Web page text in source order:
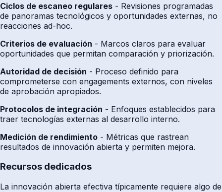
Ciclos de escaneo regulares - Revisiones programadas
de panoramas tecnológicos y oportunidades externas, no
reacciones ad-hoc.
Criterios de evaluación - Marcos claros para evaluar
oportunidades que permitan comparación y priorización.
Autoridad de decisión - Proceso definido para
comprometerse con engagements externos, con niveles
de aprobación apropiados.
Protocolos de integración - Enfoques establecidos para
traer tecnologías externas al desarrollo interno.
Medición de rendimiento - Métricas que rastrean
resultados de innovación abierta y permiten mejora.
Recursos dedicados
La innovación abierta efectiva típicamente requiere algo de